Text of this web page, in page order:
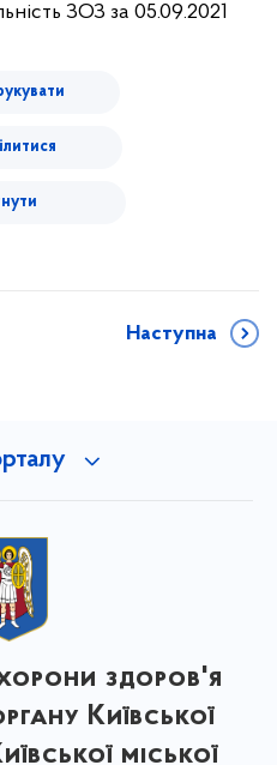
ЗОЗ за 05.09.2021
Наступна
здоров'я
Київської
міської